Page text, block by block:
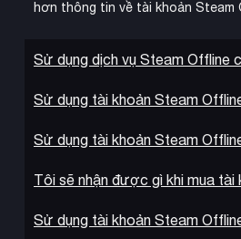
nhiều khu định cư trải rộng trên
hơn thông tin về tài khoản Steam
Sử dụng dịch vụ Steam Offline
Sử dụng tài khoản Steam
Sử dụng tài khoản Steam
Tôi sẽ nhận được gì khi mua tài
Sử dụng tài khoản Steam